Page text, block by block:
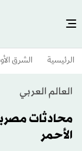
الرئيسية الشرق
العالم العربي
محادثات
الأحمر